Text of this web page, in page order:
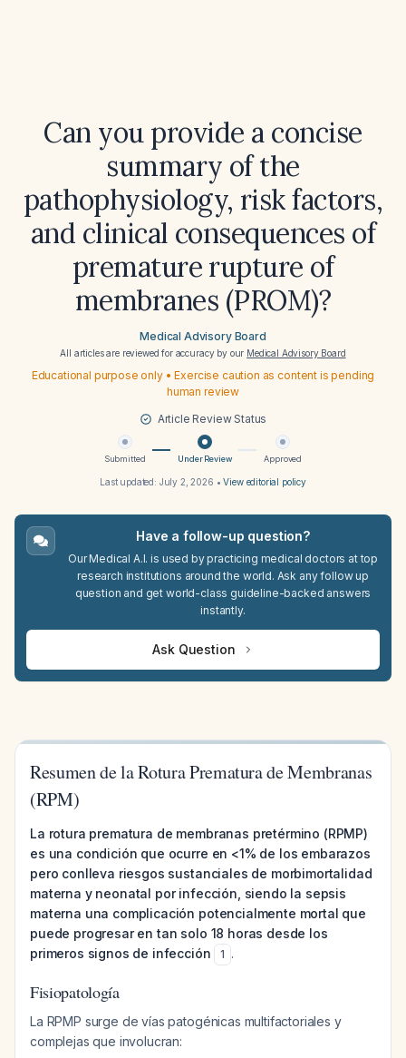
Can you provide a concise
summary of the
pathophysiology, risk factors,
and clinical consequences of
premature rupture of
membranes (PROM)?
Medical Advisory Board
All articles are reviewed for accuracy by our Medical Advisory Board
Educational purpose only • Exercise caution as content is pending
human review
Article Review Status
Submitted Under Review Approved
Last updated: July 2, 2026 •View editorial policy
Have a follow-up question?
Our Medical A.I. is used by practicing medical doctors at top
research institutions around the world. Ask any follow up
question and get world-class guideline-backed answers
instantly.
Ask Question
Resumen de la Rotura Prematura de Membranas
(RPM)
La rotura prematura de membranas pretérmino (RPMP)
es una condición que ocurre en <1% de los embarazos
pero conlleva riesgos sustanciales de morbimortalidad
materna y neonatal por infección, siendo la sepsis
materna una complicación potencialmente mortal que
puede progresar en tan solo 18 horas desde los
primeros signos de infección
1 .
Fisiopatología
La RPMP surge de vías patogénicas multifactoriales y
complejas que involucran: